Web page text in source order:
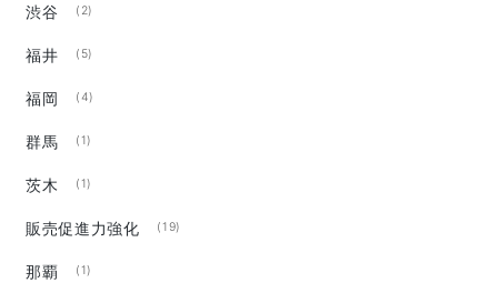
渋谷 (2)
福井 (5)
福岡 (4)
群馬 (1)
茨木 (1)
販売促進力強化 (19)
那覇 (1)